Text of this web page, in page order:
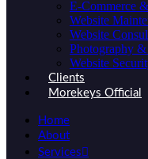
E-Commerce
Website
Website
Photography
Website
Clients
Morekeys Official
Home
About
Services